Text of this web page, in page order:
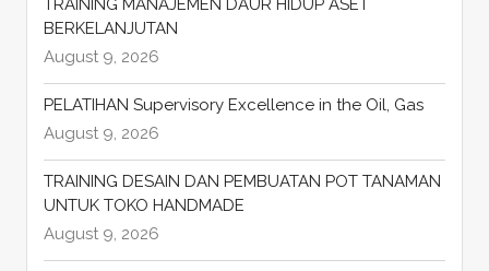
TRAINING MANAJEMEN DAUR HIDUP ASET
BERKELANJUTAN
August 9, 2026
PELATIHAN Supervisory Excellence in the Oil, Gas
August 9, 2026
TRAINING DESAIN DAN PEMBUATAN POT TANAMAN
UNTUK TOKO HANDMADE
August 9, 2026